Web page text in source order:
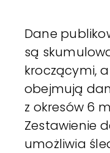
Dane
są
kroczącymi,
obejmują
z okresów 6
Zestawienie
umożliwia